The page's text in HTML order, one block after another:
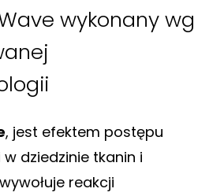
wykonany wg
, jest efektem postępu
dziedzinie tkanin i
reakcji